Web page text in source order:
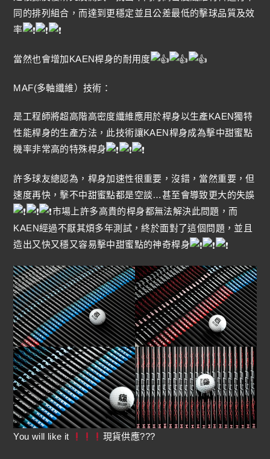
同的排列組合，而達到更穩定並且公差最低的擊球品質及效
率
當然也會增加KAEN桿身的耐用度
MAF(多軸纖維）技術：
是工程師將超高階高密度纖維應用於桿身以生產KAEN獨特
性能桿身的生產方法，此技術讓KAEN桿身成為擊中甜蜜點
機率非常高的特殊桿身
許多球友總認為，桿身加速性很重要，沒錯，當然重要，但
速度再快，擊不中甜蜜點都是空談…甚至會導致更大的失誤
市場上許多高貴的桿身都無法解決此問題，而
KAEN經過不厭其煩多年測試，終於面對了這個問題，並且
造出又快又穩又容易擊中甜蜜點的神奇桿身
You will like it 現貨供應???